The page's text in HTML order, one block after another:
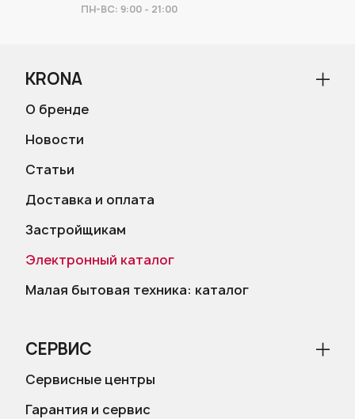
ПН-ВС: 9:00 - 21:00
KRONA
О бренде
Новости
Статьи
Доставка и оплата
Застройщикам
Электронный каталог
Малая бытовая техника: каталог
СЕРВИС
Сервисные центры
Гарантия и сервис